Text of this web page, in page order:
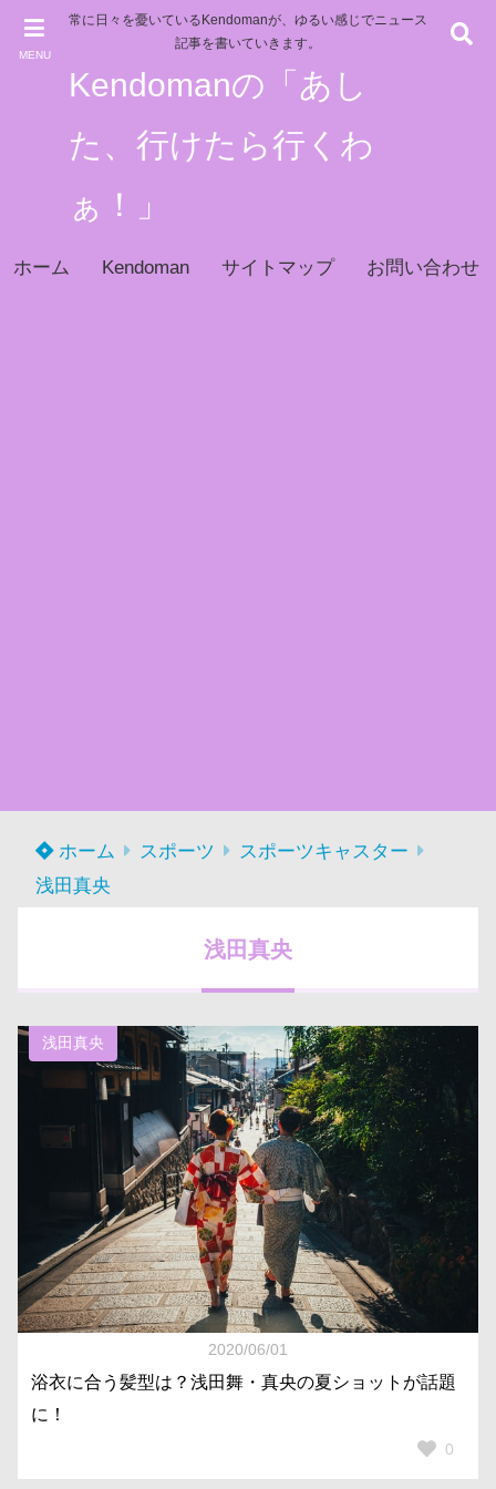
MENU
常に日々を憂いているKendomanが、ゆるい感じでニュース
記事を書いていきます。
Kendomanの「あし
た、行けたら行くわ
ぁ！」
ホーム Kendoman サイトマップ お問い合わせ
ホーム スポーツ
スポーツキャスター
浅田真央
浅田真央
浅田真央
2020/06/01
浴衣に合う髪型は？浅田舞・真央の夏ショットが話題
に！
0